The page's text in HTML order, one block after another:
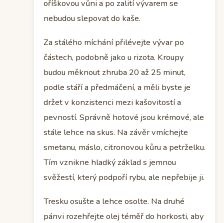
oříškovou vůni a po zalití vývarem se
nebudou slepovat do kaše.
Za stálého míchání přilévejte vývar po
částech, podobně jako u rizota. Kroupy
budou měknout zhruba 20 až 25 minut,
podle stáří a předmáčení, a měli byste je
držet v konzistenci mezi kašovitostí a
pevností. Správně hotové jsou krémové, ale
stále lehce na skus. Na závěr vmíchejte
smetanu, máslo, citronovou kůru a petrželku.
Tím vznikne hladký základ s jemnou
svěžestí, který podpoří rybu, ale nepřebije ji.
Tresku osušte a lehce osolte. Na druhé
pánvi rozehřejte olej téměř do horkosti, aby